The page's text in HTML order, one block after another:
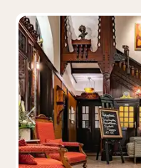
Forrige billede